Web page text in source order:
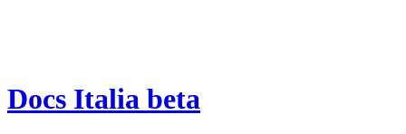
Docs Italia beta